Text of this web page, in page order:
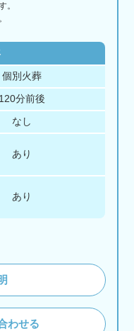
。
個別火葬
120分前後
なし
あり
あり
わせる